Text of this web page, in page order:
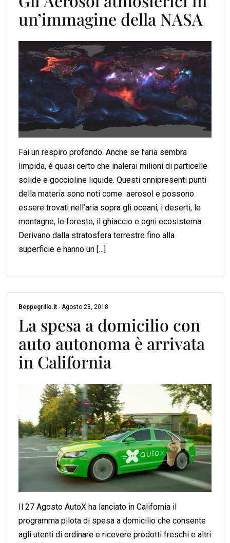
un’immagine della NASA
Fai un respiro profondo. Anche se l’aria sembra
limpida, è quasi certo che inalerai milioni di particelle
solide e goccioline liquide. Questi onnipresenti punti
della materia sono noti come aerosol e possono
essere trovati nell’aria sopra gli oceani, i deserti, le
montagne, le foreste, il ghiaccio e ogni ecosistema.
Derivano dalla stratosfera terrestre fino alla
superficie e hanno un […]
Beppegrillo.it - Agosto 28, 2018
La spesa a domicilio con
auto autonoma è arrivata
in California
Il 27 Agosto AutoX ha lanciato in California il
programma pilota di spesa a domicilio che consente
agli utenti di ordinare e ricevere prodotti freschi e altri